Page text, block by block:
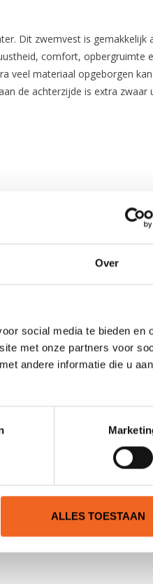
Over
social media te bieden en
met onze partners voor
andere informatie die u
ALLES TOESTAAN
Dit zwemvest is
comfort, opbergruimte
veel materiaal opgeborgen
de achterzijde is extra zwaar